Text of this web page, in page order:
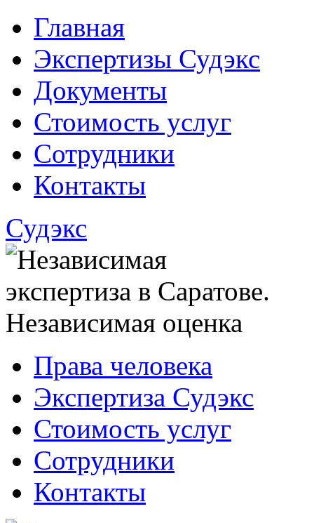
Главная
Экспертизы Судэкс
Документы
Стоимость услуг
Сотрудники
Контакты
Судэкс
Права человека
Экспертиза Судэкс
Стоимость услуг
Сотрудники
Контакты